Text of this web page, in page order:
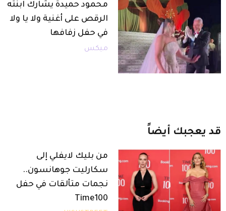
محمود حميدة يشارك ابنته
الرقص على أغنية ولا يا ولا
في حفل زفافها
ميكس
قد يعجبك أيضاً
من بليك لايفلي إلى
سكارليت جوهانسون..
نجمات متألقات في حفل
Time100